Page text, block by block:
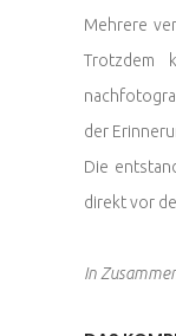
Mehrere
Trotzdem
der
Die
direkt vor
In